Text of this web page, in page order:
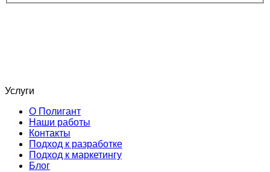
Услуги
О Полигант
Наши работы
Контакты
Подход к разработке
Подход к маркетингу
Блог